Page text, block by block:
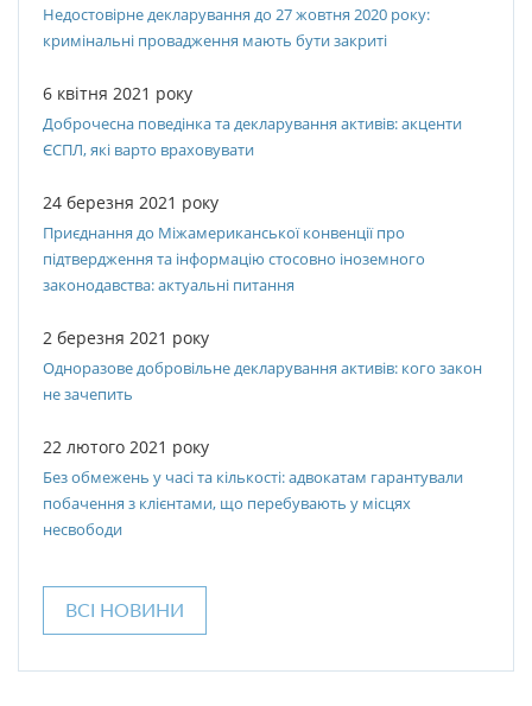
Недостовірне декларування до 27 жовтня 2020 року:
кримінальні провадження мають бути закриті
6 квітня 2021 року
Доброчесна поведінка та декларування активів: акценти
ЄСПЛ, які варто враховувати
24 березня 2021 року
Приєднання до Міжамериканської конвенції про
підтвердження та інформацію стосовно іноземного
законодавства: актуальні питання
2 березня 2021 року
Одноразове добровільне декларування активів: кого закон
не зачепить
22 лютого 2021 року
Без обмежень у часі та кількості: адвокатам гарантували
побачення з клієнтами, що перебувають у місцях
несвободи
ВСІ НОВИНИ